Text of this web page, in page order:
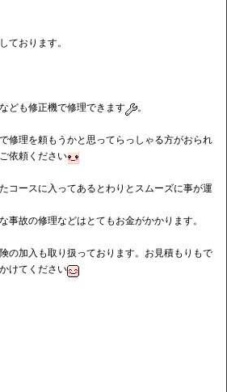
ております。
ども修正機で修理できます 。
修理を頼もうかと思ってらっしゃる方がおられ
依頼ください
コースに入ってあるとわりとスムーズに事が運
事故の修理などはとてもお金がかかります。
の加入も取り扱っております。お見積もりもで
けてください